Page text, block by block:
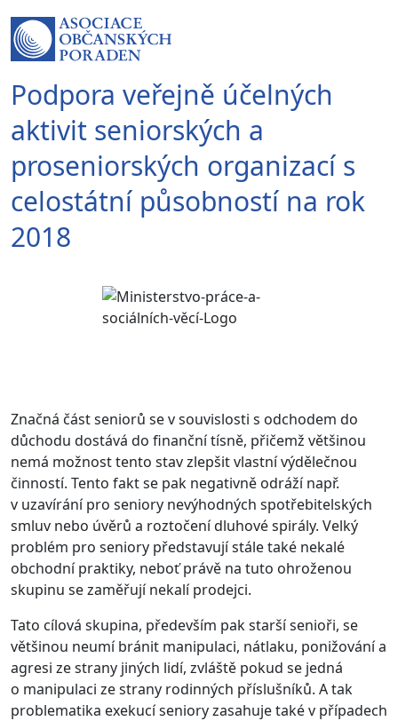
Podpora veřejně účelných
aktivit seniorských a
proseniorských organizací s
celostátní působností na rok
2018
Značná část seniorů se v souvislosti s odchodem do
důchodu dostává do finanční tísně, přičemž většinou
nemá možnost tento stav zlepšit vlastní výdělečnou
činností. Tento fakt se pak negativně odráží např.
v uzavírání pro seniory nevýhodných spotřebitelských
smluv nebo úvěrů a roztočení dluhové spirály. Velký
problém pro seniory představují stále také nekalé
obchodní praktiky, neboť právě na tuto ohroženou
skupinu se zaměřují nekalí prodejci.
Tato cílová skupina, především pak starší senioři, se
většinou neumí bránit manipulaci, nátlaku, ponižování a
agresi ze strany jiných lidí, zvláště pokud se jedná
o manipulaci ze strany rodinných příslušníků. A tak
problematika exekucí seniory zasahuje také v případech